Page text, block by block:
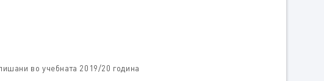
во учебната 2019/20 година